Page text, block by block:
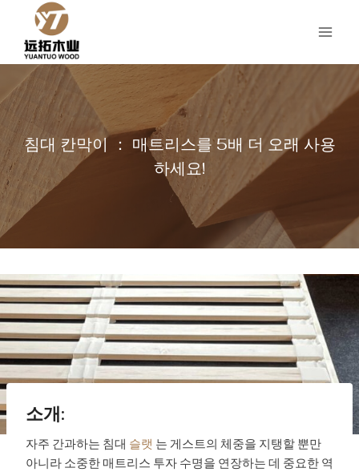
로
너
침대 칸막이 ： 매트리스를 5배 더 오래 사용
하세요!
소개:
자주 간과하는 침대 슬랫 는 게스트의 체중을 지탱할 뿐만
아니라 소중한 매트리스 투자 수명을 연장하는 데 중요한 역